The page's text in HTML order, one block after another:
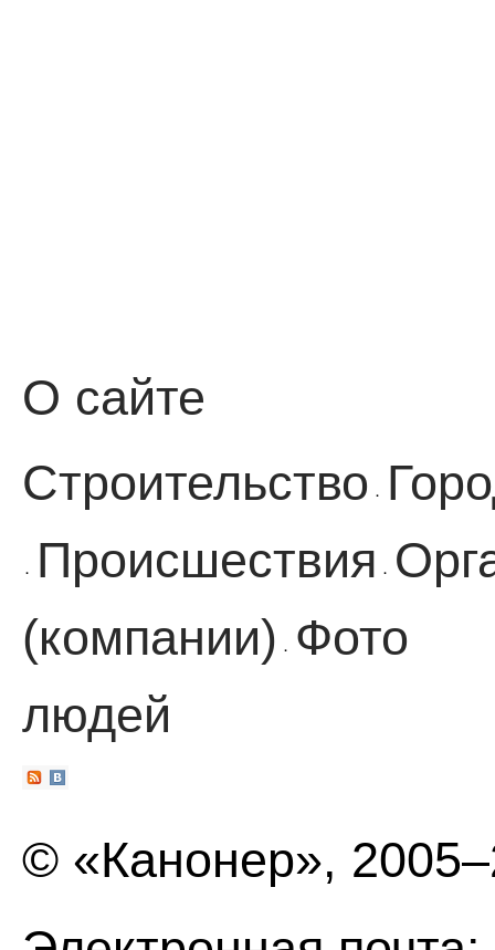
О сайте
Строительство ·
· Происшествия ·
(компании)
·
Фото
людей
© «Канонер»,